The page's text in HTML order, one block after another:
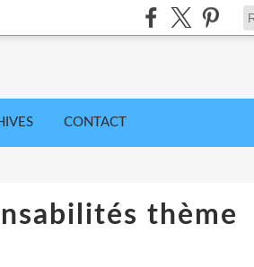
CONTACT
thème